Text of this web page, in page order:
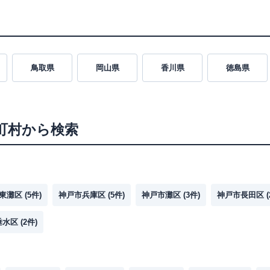
鳥取県 岡山県 香川県 徳島県
村から検索
灘区 (5件) 神戸市兵庫区 (5件) 神戸市灘区 (3件) 神戸市長田区 (
水区 (2件)